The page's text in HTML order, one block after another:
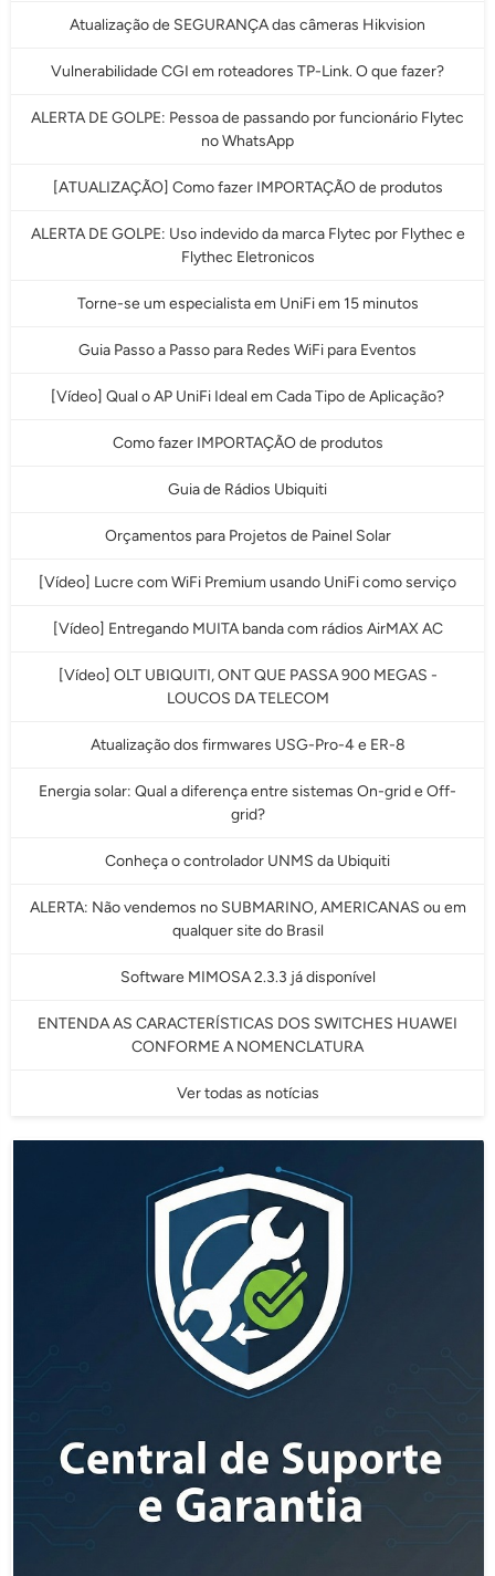
Atualização de SEGURANÇA das câmeras Hikvision
Vulnerabilidade CGI em roteadores TP-Link. O que fazer?
ALERTA DE GOLPE: Pessoa de passando por funcionário Flytec
no WhatsApp
[ATUALIZAÇÃO] Como fazer IMPORTAÇÃO de produtos
ALERTA DE GOLPE: Uso indevido da marca Flytec por Flythec e
Flythec Eletronicos
Torne-se um especialista em UniFi em 15 minutos
Guia Passo a Passo para Redes WiFi para Eventos
[Vídeo] Qual o AP UniFi Ideal em Cada Tipo de Aplicação?
Como fazer IMPORTAÇÃO de produtos
Guia de Rádios Ubiquiti
Orçamentos para Projetos de Painel Solar
[Vídeo] Lucre com WiFi Premium usando UniFi como serviço
[Vídeo] Entregando MUITA banda com rádios AirMAX AC
[Vídeo] OLT UBIQUITI, ONT QUE PASSA 900 MEGAS -
LOUCOS DA TELECOM
Atualização dos firmwares USG-Pro-4 e ER-8
Energia solar: Qual a diferença entre sistemas On-grid e Off-
grid?
Conheça o controlador UNMS da Ubiquiti
ALERTA: Não vendemos no SUBMARINO, AMERICANAS ou em
qualquer site do Brasil
Software MIMOSA 2.3.3 já disponível
ENTENDA AS CARACTERÍSTICAS DOS SWITCHES HUAWEI
CONFORME A NOMENCLATURA
Ver todas as notícias